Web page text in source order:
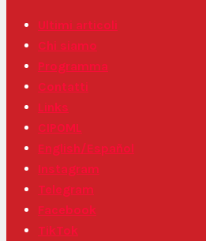
Ultimi articoli
Chi siamo
Programma
Contatti
Links
CIPOML
English/Español
Instagram
Telegram
Facebook
TikTok